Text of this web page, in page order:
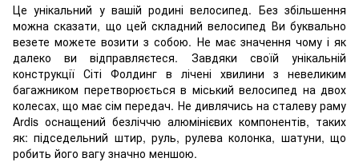
Це унікальний у вашій родині велосипед. Без збільшення
можна сказати, що цей складний велосипед Ви буквально
везете можете возити з собою. Не має значення чому і як
далеко ви відправляєтеся. Завдяки своїй унікальній
конструкції Сіті Фолдинг в лічені хвилини з невеликим
багажником перетворюється в міський велосипед на двох
колесах, що має сім передач. Не дивлячись на сталеву раму
Ardis оснащений безліччю алюмінієвих компонентів, таких
як: підседельний штир, руль, рулева колонка, шатуни, що
робить його вагу значно меншою.